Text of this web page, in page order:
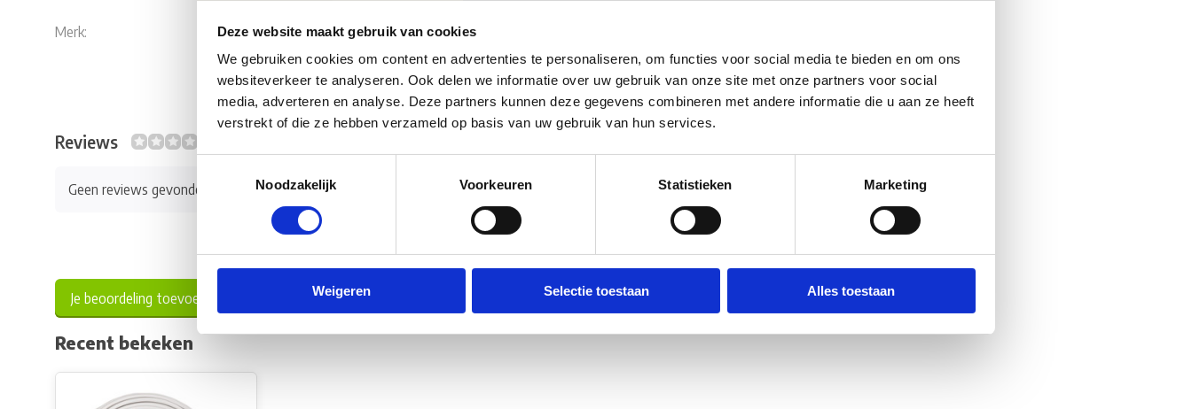
Deze website maakt gebruik van cookies
We gebruiken cookies om content en advertenties te personaliseren, om functies voor social media te bieden en om ons
websiteverkeer te analyseren. Ook delen we informatie over uw gebruik van onze site met onze partners voor social
media, adverteren en analyse. Deze partners kunnen deze gegevens combineren met andere informatie die u aan ze heeft
verstrekt of die ze hebben verzameld op basis van uw gebruik van hun services.
Noodzakelijk
Voorkeuren Statistieken Marketing
Weigeren Selectie toestaan Alles toestaan
Merk: Fjord Outdoor
Reviews
Geen reviews gevonden
Je beoordeling toevoegen
Recent bekeken